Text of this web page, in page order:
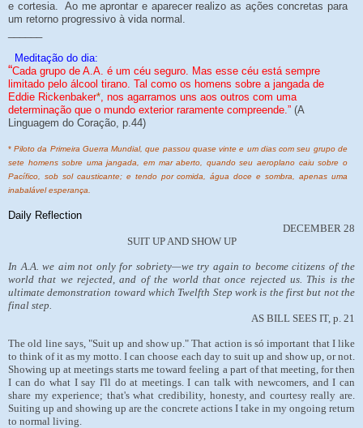
e cortesia. Ao me aprontar e aparecer realizo as ações concretas para
um retorno progressivo à vida normal.
Meditação do dia:
“Cada grupo de A.A. é um céu seguro. Mas esse céu está sempre
limitado pelo álcool tirano. Tal como os homens sobre a jangada de
Eddie Rickenbaker* , nos agarramos uns aos outros com uma
determinação que o mundo exterior raramente compreende.” (A
Linguagem do Coração, p.44)
*Piloto da Primeira Guerra Mundial, que passou quase vinte e um dias com seu grupo de
sete homens sobre uma jangada, em mar aberto, quando seu aeroplano caiu sobre o
Pacífico, sob sol causticante; e tendo por comida, água doce e sombra, apenas uma
inabalável esperança.
Daily Reflection
DECEMBER 28
SUIT UP AND SHOW UP
In A.A. we aim not only for sobriety—we try again to become citizens of the
world that we rejected, and of the world that once rejected us. This is the
ultimate demonstration toward which Twelfth Step work is the first but not the
final step.
AS BILL SEES IT, p. 21
The old line says, "Suit up and show up." That action is só important that I like
to think of it as my motto. I can choose each day to suit up and show up, or not.
Showing up at meetings starts me toward feeling a part of that meeting, for then
I can do what I say I'll do at meetings. I can talk with newcomers, and I can
share my experience; that's what credibility, honesty, and courtesy really are.
Suiting up and showing up are the concrete actions I take in my ongoing return
to normal living.